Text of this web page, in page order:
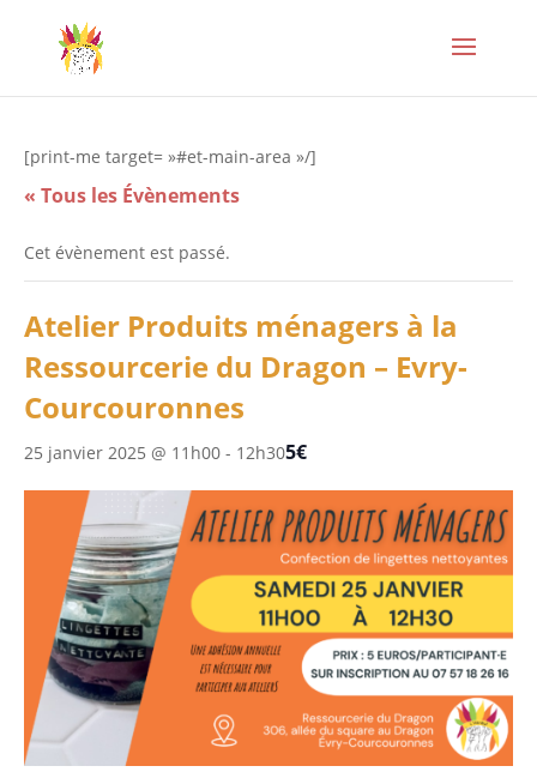
[print-me target= »#et-main-area »/]
« Tous les Évènements
Cet évènement est passé.
Atelier Produits ménagers à la
Ressourcerie du Dragon – Evry-
Courcouronnes
25 janvier 2025 @ 11h00 - 12h305€